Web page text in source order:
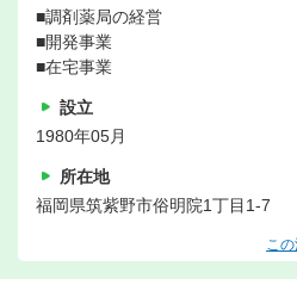
■調剤薬局の経営
■開発事業
■在宅事業
設立
1980年05月
所在地
福岡県筑紫野市俗明院1丁目1-7
こ